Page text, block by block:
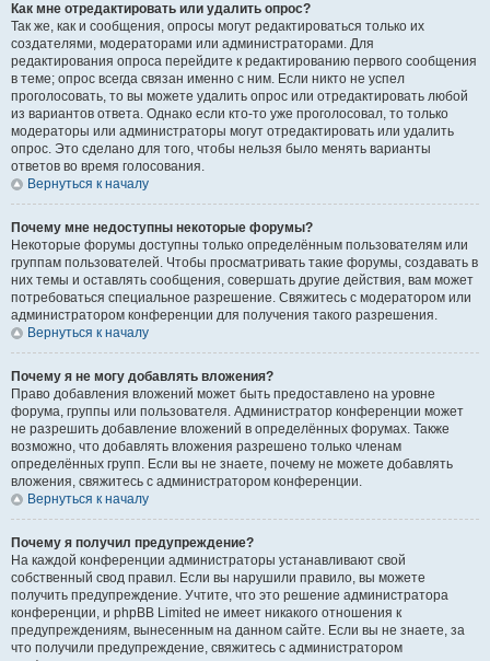
Как мне отредактировать или удалить опрос?
Так же, как и сообщения, опросы могут редактироваться только их
создателями, модераторами или администраторами. Для
редактирования опроса перейдите к редактированию первого сообщения
в теме; опрос всегда связан именно с ним. Если никто не успел
проголосовать, то вы можете удалить опрос или отредактировать любой
из вариантов ответа. Однако если кто-то уже проголосовал, то только
модераторы или администраторы могут отредактировать или удалить
опрос. Это сделано для того, чтобы нельзя было менять варианты
ответов во время голосования.
Вернуться к началу
Почему мне недоступны некоторые форумы?
Некоторые форумы доступны только определённым пользователям или
группам пользователей. Чтобы просматривать такие форумы, создавать в
них темы и оставлять сообщения, совершать другие действия, вам может
потребоваться специальное разрешение. Свяжитесь с модератором или
администратором конференции для получения такого разрешения.
Вернуться к началу
Почему я не могу добавлять вложения?
Право добавления вложений может быть предоставлено на уровне
форума, группы или пользователя. Администратор конференции может
не разрешить добавление вложений в определённых форумах. Также
возможно, что добавлять вложения разрешено только членам
определённых групп. Если вы не знаете, почему не можете добавлять
вложения, свяжитесь с администратором конференции.
Вернуться к началу
Почему я получил предупреждение?
На каждой конференции администраторы устанавливают свой
собственный свод правил. Если вы нарушили правило, вы можете
получить предупреждение. Учтите, что это решение администратора
конференции, и phpBB Limited не имеет никакого отношения к
предупреждениям, вынесенным на данном сайте. Если вы не знаете, за
что получили предупреждение, свяжитесь с администратором